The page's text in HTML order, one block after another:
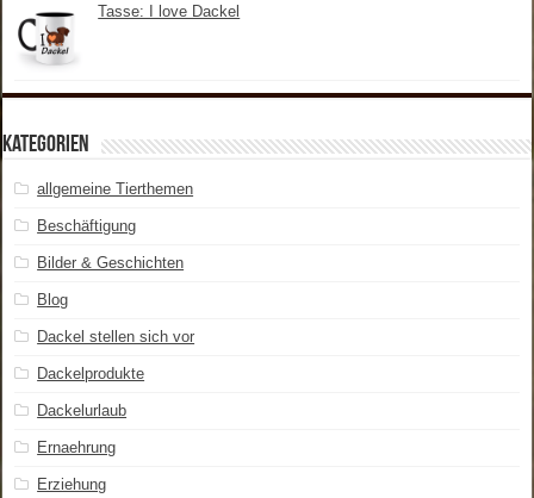
Tasse: I love Dackel
Kategorien
allgemeine Tierthemen
Beschäftigung
Bilder & Geschichten
Blog
Dackel stellen sich vor
Dackelprodukte
Dackelurlaub
Ernaehrung
Erziehung